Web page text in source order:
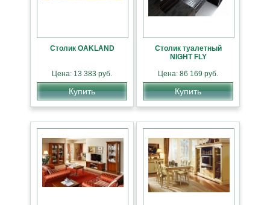
Столик OAKLAND
Цена: 13 383 руб.
Купить
Столик туалетный
NIGHT FLY
Цена: 86 169 руб.
Купить